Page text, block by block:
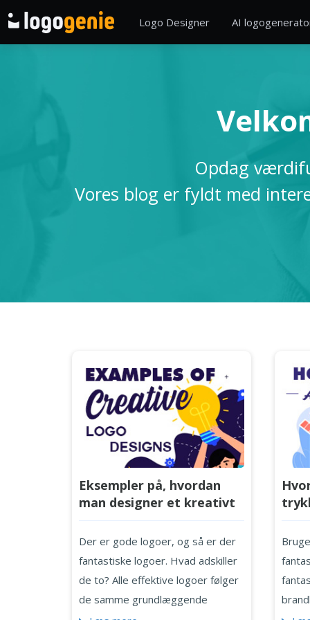
Logo Designer AI
Opdag
Vores blog er fyldt med
Eksempler på, hvordan
man designer et kreativt
logo ved hjælp af flere
teknikker
Der er gode logoer, og så er der
fantastiske logoer. Hvad adskiller
de to? Alle effektive logoer følger
de samme grundlæggende
logo